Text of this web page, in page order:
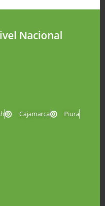
Nacional
Cajamarca
Piura